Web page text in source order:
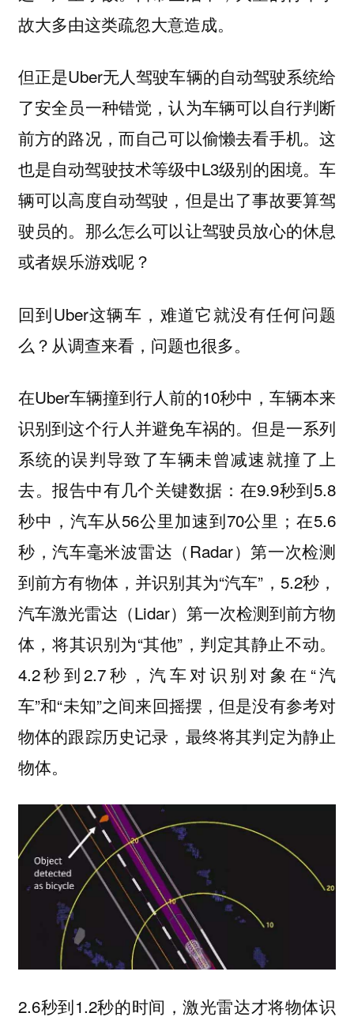
故大多由这类疏忽大意造成。
但正是Uber无人驾驶车辆的自动驾驶系统给
了安全员一种错觉，认为车辆可以自行判断
前方的路况，而自己可以偷懒去看手机。这
也是自动驾驶技术等级中L3级别的困境。车
辆可以高度自动驾驶，但是出了事故要算驾
驶员的。那么怎么可以让驾驶员放心的休息
或者娱乐游戏呢？
回到Uber这辆车，难道它就没有任何问题
么？从调查来看，问题也很多。
在Uber车辆撞到行人前的10秒中，车辆本来
识别到这个行人并避免车祸的。但是一系列
系统的误判导致了车辆未曾减速就撞了上
去。报告中有几个关键数据：在9.9秒到5.8
秒中，汽车从56公里加速到70公里；在5.6
秒，汽车毫米波雷达（Radar）第一次检测
到前方有物体，并识别其为“汽车”，5.2秒，
汽车激光雷达（Lidar）第一次检测到前方物
体，将其识别为“其他”，判定其静止不动。
4.2秒到2.7秒，汽车对识别对象在“汽
车”和“未知”之间来回摇摆，但是没有参考对
物体的跟踪历史记录，最终将其判定为静止
物体。
2.6秒到1.2秒的时间，激光雷达才将物体识